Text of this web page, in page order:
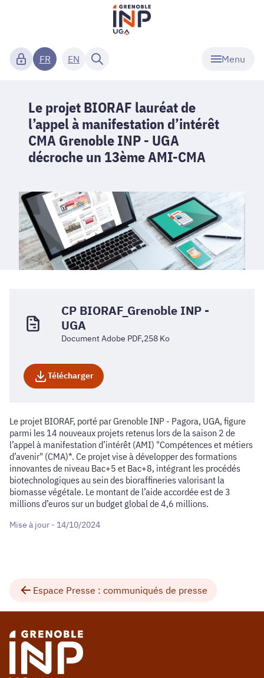
Menu
FR EN
Le projet BIORAF lauréat de
l’appel à manifestation d’intérêt
CMA Grenoble INP - UGA
décroche un 13ème AMI-CMA
CP BIORAF_Grenoble INP -
UGA
Document Adobe PDF,258 Ko
Télécharger
Le projet BIORAF, porté par Grenoble INP - Pagora, UGA, figure
parmi les 14 nouveaux projets retenus lors de la saison 2 de
l’appel à manifestation d’intérêt (AMI) "Compétences et métiers
d’avenir" (CMA)*. Ce projet vise à développer des formations
innovantes de niveau Bac+5 et Bac+8, intégrant les procédés
biotechnologiques au sein des bioraffineries valorisant la
biomasse végétale. Le montant de l’aide accordée est de 3
millions d’euros sur un budget global de 4,6 millions.
Mise à jour - 14/10/2024
Espace Presse : communiqués de presse